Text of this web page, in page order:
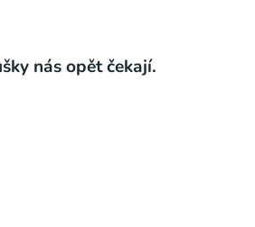
nás opět čekají.